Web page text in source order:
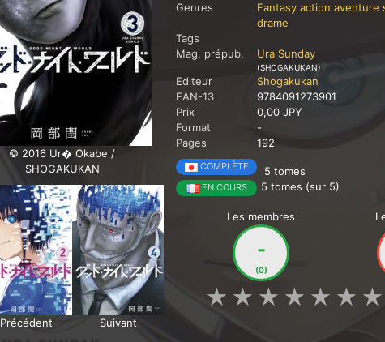
© 2016 Ur� Okabe /
SHOGAKUKAN
Précédent Suivant
Genres
Fantasy action aventure
drame
Tags
Mag. prépub.
Ura Sunday
(SHOGAKUKAN)
Editeur
Shogakukan
EAN-13
9784091273901
Prix
0,00 JPY
Format
-
Pages
192
COMPLÈTE 5 tomes
EN COURS 5 tomes (sur 5)
Les membres
-
(0)
★
★
★
★
★
★
★